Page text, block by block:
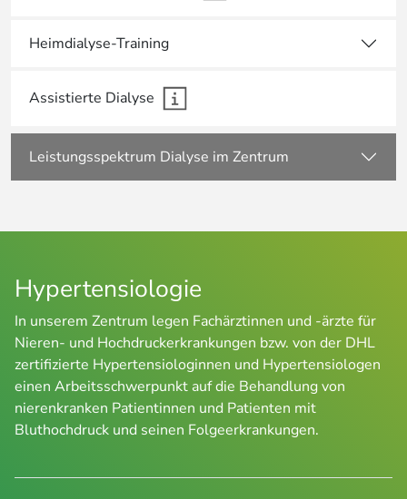
Heimdialyse-Training
Assistierte Dialyse
Leistungsspektrum Dialyse im Zentrum
Hypertensiologie
In unserem Zentrum legen Fachärztinnen und -ärzte für
Nieren- und Hochdruckerkrankungen bzw. von der DHL
zertifizierte Hypertensiologinnen und Hypertensiologen
einen Arbeitsschwerpunkt auf die Behandlung von
nierenkranken Patientinnen und Patienten mit
Bluthochdruck und seinen Folgeerkrankungen.